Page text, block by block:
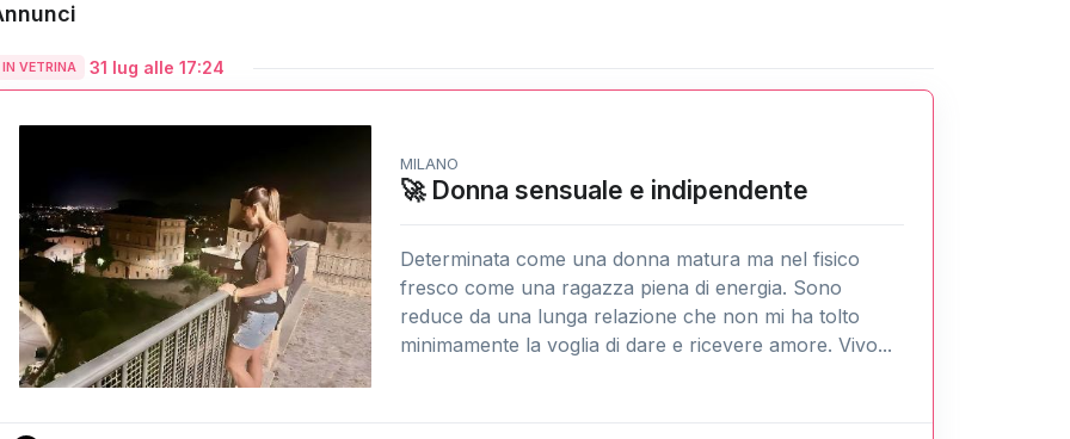
IN VETRINA 31 lug alle 17:24
MILANO
🚀 Donna sensuale e indipendente
Determinata come una donna matura ma nel fisico
fresco come una ragazza piena di energia. Sono
reduce da una lunga relazione che non mi ha tolto
minimamente la voglia di dare e ricevere amore. Vivo...